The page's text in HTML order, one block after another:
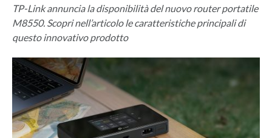
TP-Link annuncia la disponibilità del nuovo router portatile
M8550. Scopri nell’articolo le caratteristiche principali di
questo innovativo prodotto